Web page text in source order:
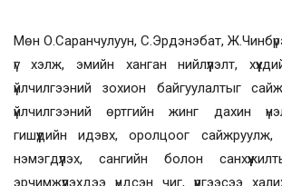
Мөн О.Саранчулуун, С.Эрдэнэбат,
үг хэлж, эмийн ханган нийлүүлэлт,
үйлчилгээний зохион байгуулалтыг
үйлчилгээний өртгийн жинг дахин
гишүүдийн идэвх, оролцоог сайжруулж,
нэмэгдүүлэх, сангийн болон
эрчимжүүлэхдээ үндсэн чиг, үүргээсээ